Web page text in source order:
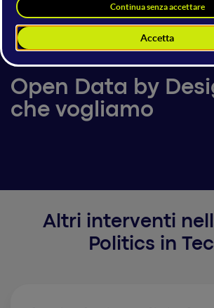
15 giugno 202313:20 - 13:40
Politics in Tech
Open Data by
che vogliamo
Altri interventi
Politics in